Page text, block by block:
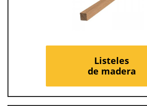
Listeles
de madera